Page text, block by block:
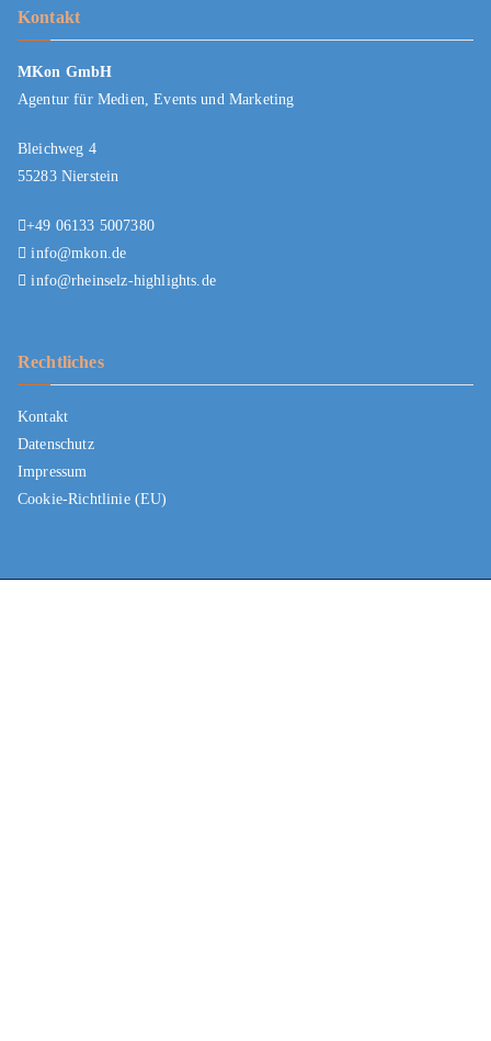
Kontakt
MKon GmbH
Agentur für Medien, Events und Marketing
Bleichweg 4
55283 Nierstein
+49 06133 5007380
info@mkon.de
info@rheinselz-highlights.de
Rechtliches
Kontakt
Datenschutz
Impressum
Cookie-Richtlinie (EU)